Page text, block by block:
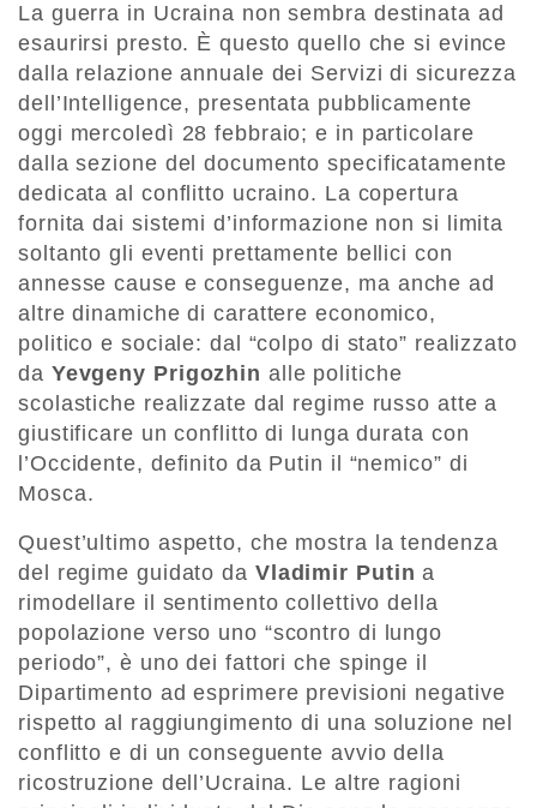
La guerra in Ucraina non sembra destinata ad
esaurirsi presto. È questo quello che si evince
dalla relazione annuale dei Servizi di sicurezza
dell’Intelligence, presentata pubblicamente
oggi mercoledì 28 febbraio; e in particolare
dalla sezione del documento specificatamente
dedicata al conflitto ucraino. La copertura
fornita dai sistemi d’informazione non si limita
soltanto gli eventi prettamente bellici con
annesse cause e conseguenze, ma anche ad
altre dinamiche di carattere economico,
politico e sociale: dal “colpo di stato” realizzato
da Yevgeny Prigozhin alle politiche
scolastiche realizzate dal regime russo atte a
giustificare un conflitto di lunga durata con
l’Occidente, definito da Putin il “nemico” di
Mosca.
Quest’ultimo aspetto, che mostra la tendenza
del regime guidato da Vladimir Putin a
rimodellare il sentimento collettivo della
popolazione verso uno “scontro di lungo
periodo”, è uno dei fattori che spinge il
Dipartimento ad esprimere previsioni negative
rispetto al raggiungimento di una soluzione nel
conflitto e di un conseguente avvio della
ricostruzione dell’Ucraina. Le altre ragioni